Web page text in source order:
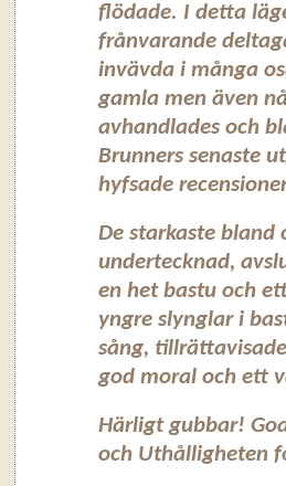
flödade. I detta
frånvarande
invävda i många
gamla men även
avhandlades och
Brunners senaste
hyfsade
De starkaste bland
undertecknad,
en het bastu och
yngre slynglar i
sång,
god moral och ett
Härligt gubbar!
och Uthålligheten